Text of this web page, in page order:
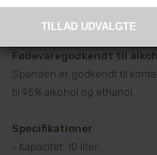
af tappeslange.
Fødevaregodkendt til
Spanden er godkendt til
til 95% alkohol og ethanol.
Specifikationer
- Kapacitet: 10 liter